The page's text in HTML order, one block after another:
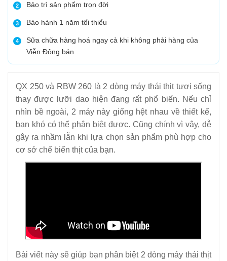
2 Bảo trì sản phẩm trọn đời
3 Bảo hành 1 năm tối thiểu
4
Sữa chữa hàng hoá ngay cả khi không phải hàng của
Viễn Đông bán
QX 250 và RBW 260 là 2 dòng máy thái thịt tươi sống
thay được lưỡi dao hiện đang rất phổ biến. Nếu chỉ
nhìn bề ngoài, 2 máy này giống hệt nhau về thiết kế,
bạn khó có thể phân biệt được. Cũng chính vì vậy, dễ
gây ra nhầm lẫn khi lựa chọn sản phẩm phù hợp cho
cơ sở chế biến thịt của bạn.
Bài viết này sẽ giúp bạn phân biệt 2 dòng máy thái thịt